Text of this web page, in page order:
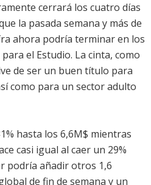
cerrará los cuatro días
la pasada semana y más de
ahora podría terminar en los
el Estudio. La cinta, como
de ser un buen título para
como para un sector adulto
hasta los 6,6M$ mientras
casi igual al caer un 29%
podría añadir otros 1,6
de fin de semana y un